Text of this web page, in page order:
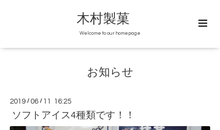
木村製菓
Welcome to our homepage
お知らせ
2019 /06 / 11 16:25
ソフトアイス4種類です！！